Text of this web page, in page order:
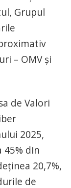
Grupul
– OMV și
de Valori
2025,
din
20,7%,
de